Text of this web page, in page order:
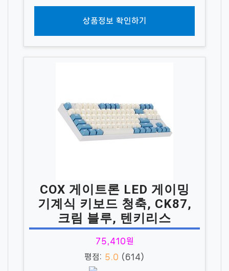
상품정보 확인하기
COX 게이트론 LED 게이밍
기계식 키보드 청축, CK87,
크림 블루, 텐키리스
75,410원
평점: 5.0 (614)